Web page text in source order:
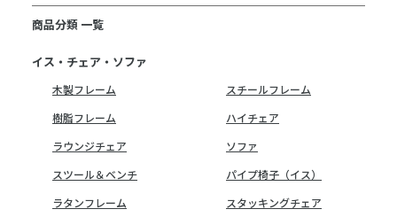
商品分類 一覧
イス・チェア・ソファ
木製フレーム
スチールフレーム
樹脂フレーム
ハイチェア
ラウンジチェア
ソファ
スツール＆ベンチ
パイプ椅子（イス）
ラタンフレーム
スタッキングチェア